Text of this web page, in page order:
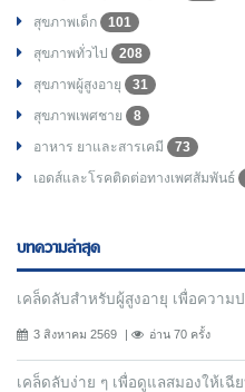
สุขภาพเด็ก
101
สุขภาพทั่วไป
208
สุขภาพผู้สูงอายุ
31
สุขภาพเพศชาย
8
อาหาร ยาและสารเคมี
73
เอดส์และโรคติดต่อทางเพศสัมพันธ์
บทความล่าสุด
เคล็ดลับสำหรับผู้สูงอายุ เพื่อความ
3 สิงหาคม 2569 อ่าน 70 ครั้ง
เคล็ดลับง่าย ๆ เพื่อดูแลสมองให้เฉี